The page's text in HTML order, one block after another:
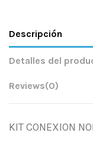
Descripción
Detalles del
Reviews(0)
KIT CONEXION